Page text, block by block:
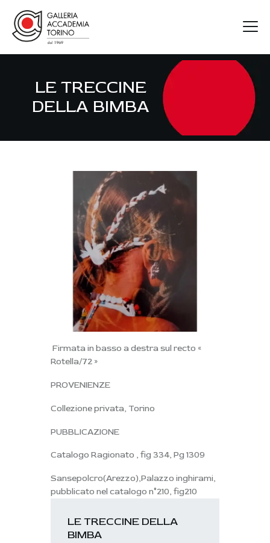
LE TRECCINE
DELLA BIMBA
GAT
ARTISTI
CONTATTI
Firmata in basso a destra sul recto «
Rotella/72 »
PROVENIENZE
Collezione privata, Torino
PUBBLICAZIONE
Catalogo Ragionato , fig 334, Pg 1309
Sansepolcro(Arezzo),Palazzo inghirami,
pubblicato nel catalogo n°210, fig210
LE TRECCINE DELLA
BIMBA